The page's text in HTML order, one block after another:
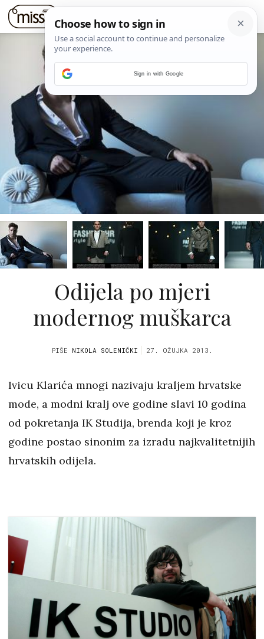
Odijela po mjeri
modernog muškarca
PIŠE NIKOLA SOLENIČKI 27. OŽUJKA 2013.
Ivicu Klarića mnogi nazivaju kraljem hrvatske
mode, a modni kralj ove godine slavi 10 godina
od pokretanja IK Studija, brenda koji je kroz
godine postao sinonim za izradu najkvalitetnijih
hrvatskih odijela.
Sign in with Google